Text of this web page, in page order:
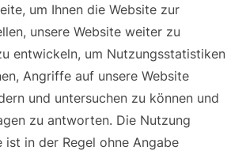
um Ihnen die Website zur
unsere Website weiter zu
entwickeln, um Nutzungsstatistiken
Angriffe auf unsere Website
und untersuchen zu können und
zu antworten. Die Nutzung
ist in der Regel ohne Angabe